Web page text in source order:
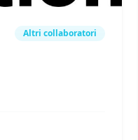
Altri collaboratori